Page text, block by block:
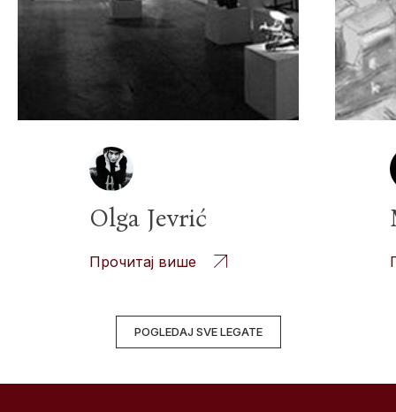
Olga Jevrić
Прочитај више
POGLEDAJ SVE LEGATE